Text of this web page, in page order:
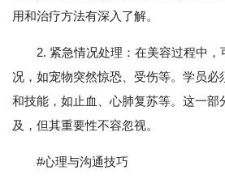
用和治疗方法有深入了解。
2. 紧急情况处理：在美容过程中
况，如宠物突然惊恐、受伤等。学员必
和技能，如止血、心肺复苏等。这一部
及，但其重要性不容忽视。
#心理与沟通技巧